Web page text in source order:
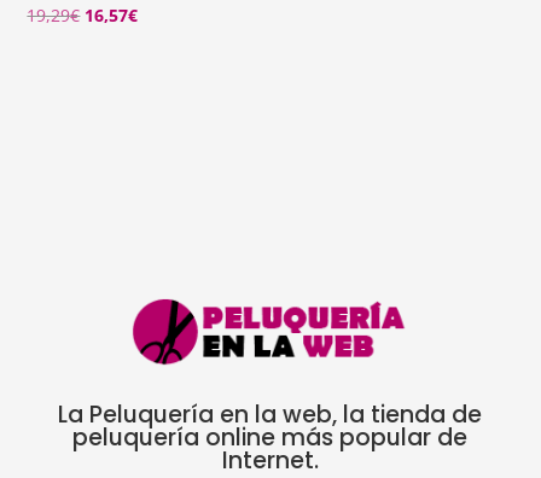
19,29€ El
16,57€El
La Peluquería en la web, la tienda de
peluquería online más popular de
Internet.